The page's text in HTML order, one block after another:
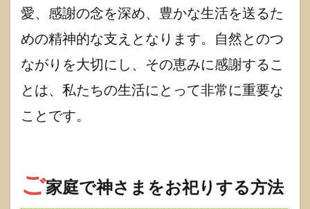
愛、感謝の念を深め、豊かな生活を送るた
めの精神的な支えとなります。自然とのつ
ながりを大切にし、その恵みに感謝するこ
とは、私たちの生活にとって非常に重要な
ことです。
ご家庭で神さまをお祀りする方法